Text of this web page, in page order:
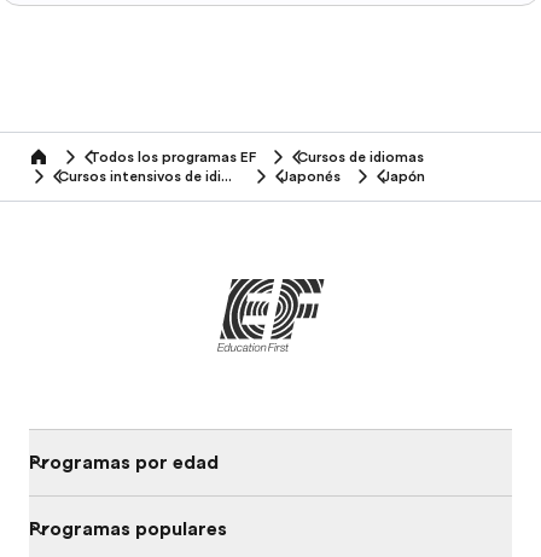
home Todos los programas EF
Cursos de idiomas
Cursos intensivos de idiomas
Japonés Japón
Programas por edad
Programas populares